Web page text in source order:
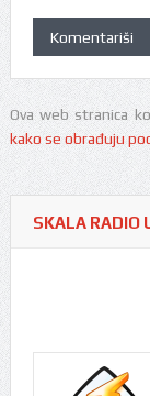
Ova web stranica
kako se obrađuju
SKALA RADIO